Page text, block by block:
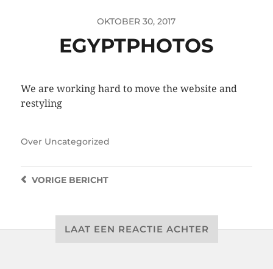
OKTOBER 30, 2017
EGYPTPHOTOS
We are working hard to move the website and
restyling
Over Uncategorized
VORIGEBERICHT
LAAT EEN REACTIE ACHTER